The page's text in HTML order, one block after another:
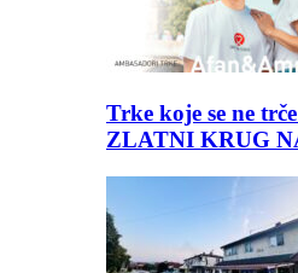
Trke koje se ne
ZLATNI KRUG